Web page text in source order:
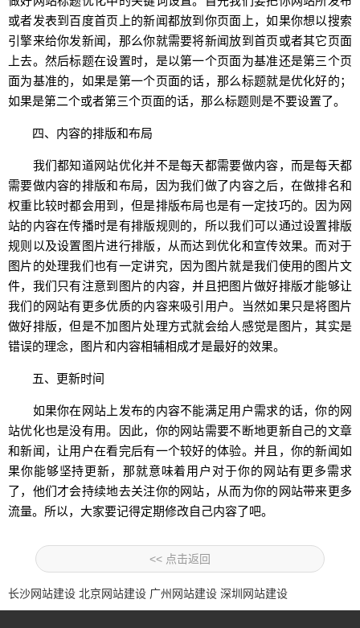
或者发表到百度首页上的新闻都放到你页面上，如果你想以搜索
引擎来给你发新闻，那么你就需要将新闻放到首页或者其它页面
上去。然后标题在设置时，是以第一个页面为基准还是第三个页
面为基准的，如果是第一个页面的话，那么标题就是优化好的；
如果是第二个或者第三个页面的话，那么标题则是不要设置了。
四、内容的排版和布局
我们都知道网站优化并不是每天都需要做内容，而是每天都
需要做内容的排版和布局，因为我们做了内容之后，在做排名和
权重比较时都会用到，但是排版布局也是有一定技巧的。因为网
站的内容在传播时是有排版规则的，所以我们可以通过设置排版
规则以及设置图片进行排版，从而达到优化和宣传效果。而对于
图片的处理我们也有一定讲究，因为图片就是我们使用的图片文
件，我们只有注意到图片的内容，并且把图片做好排版才能够让
我们的网站有更多优质的内容来吸引用户。当然如果只是将图片
做好排版，但是不加图片处理方式就会给人感觉是图片，其实是
错误的理念，图片和内容相辅相成才是最好的效果。
五、更新时间
如果你在网站上发布的内容不能满足用户需求的话，你的网
站优化也是没有用。因此，你的网站需要不断地更新自己的文章
和新闻，让用户在看完后有一个较好的体验。并且，你的新闻如
果你能够坚持更新，那就意味着用户对于你的网站有更多需求
了，他们才会持续地去关注你的网站，从而为你的网站带来更多
流量。所以，大家要记得定期修改自己内容了吧。
<< 点击返回
长沙网站建设 北京网站建设 广州网站建设 深圳网站建设